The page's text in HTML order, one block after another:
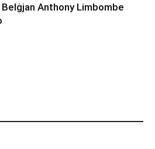
Anthony Limbombe